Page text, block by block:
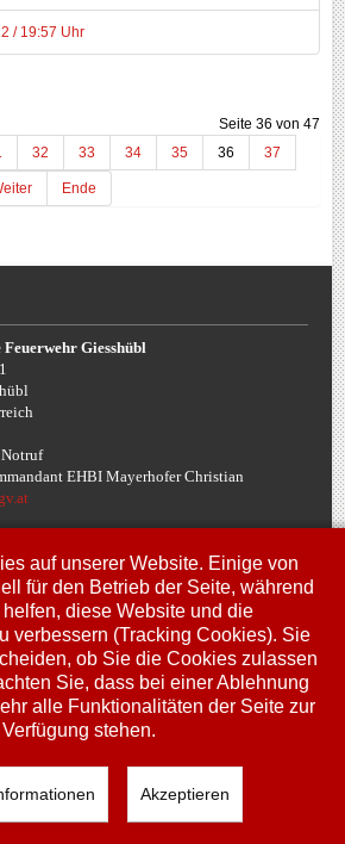
/ 19:57 Uhr
Seite 36 von 47
32 33 34 35 36 37
Ende
Giesshübl
Notruf
dant EHBI Mayerhofer Christian
auf unserer Website. Einige von
für den Betrieb der Seite, während
diese Website und die
verbessern (Tracking Cookies). Sie
ob Sie die Cookies zulassen
Sie, dass bei einer Ablehnung
alle Funktionalitäten der Seite zur
Verfügung stehen.
Akzeptieren